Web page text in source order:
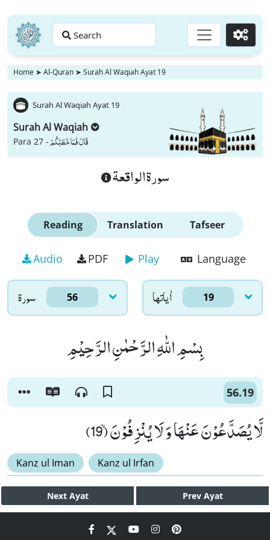
Search Go
Home ➤ Al-Quran ➤ Surah Al Waqiah Ayat 19
Surah Al Waqiah Ayat 19
Surah Al Waqiah
Para 27 -قَالَ فَمَا خَطْبُكُمْ
سورة الواقعة
Reading Translation Tafseer
Audio PDF Play Language
سورۃ 56 اٰياتها 19
بِسْمِ اللّٰهِ الرَّحْمٰنِ الرَّحِیْمِ
56.19
لَّا یُصَدَّعُوْنَ عَنْهَا وَ لَا یُنْزِفُوْنَۙ (19)
Kanz ul Iman Kanz ul Irfan
Next Ayat Prev Ayat